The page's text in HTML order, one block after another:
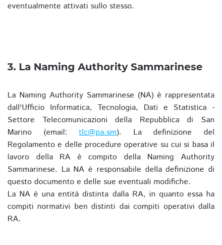
eventualmente attivati sullo stesso.
3. La Naming Authority Sammarinese
La Naming Authority Sammarinese (NA) è rappresentata
dall'Ufficio Informatica, Tecnologia, Dati e Statistica -
Settore Telecomunicazioni della Repubblica di San
Marino (email:tlc@pa.sm). La definizione del
Regolamento e delle procedure operative su cui si basa il
lavoro della RA è compito della Naming Authority
Sammarinese. La NA è responsabile della definizione di
questo documento e delle sue eventuali modifiche.
La NA è una entità distinta dalla RA, in quanto essa ha
compiti normativi ben distinti dai compiti operativi dalla
RA.